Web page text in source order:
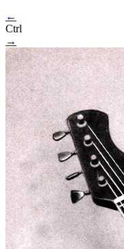
←
Ctrl
→